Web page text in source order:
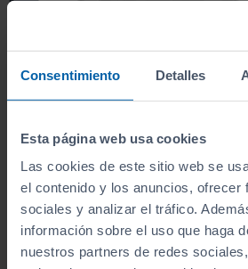
Consentimiento Detalles
Esta página web usa cookies
Las cookies de este sitio web se
el contenido y los anuncios, ofrecer
sociales y analizar el tráfico.
información sobre el uso que haga
nuestros partners de redes
OPEL MOKKA
1.2 T 100KW (136 CV) GS